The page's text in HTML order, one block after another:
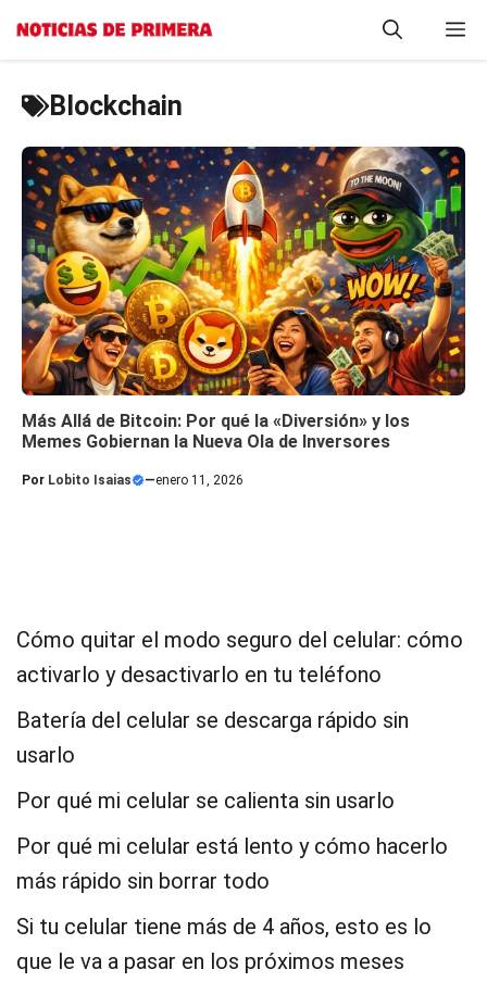
Saltar
Blockchain
Más Allá de Bitcoin: Por qué la «Diversión» y los
Memes Gobiernan la Nueva Ola de Inversores
Por Lobito Isaias —enero 11, 2026
Cómo quitar el modo seguro del celular: cómo
activarlo y desactivarlo en tu teléfono
Batería del celular se descarga rápido sin
usarlo
Por qué mi celular se calienta sin usarlo
Por qué mi celular está lento y cómo hacerlo
más rápido sin borrar todo
Si tu celular tiene más de 4 años, esto es lo
que le va a pasar en los próximos meses